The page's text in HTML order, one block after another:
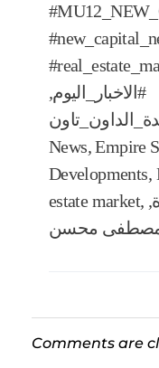
#الاخبار_اليوم,
News,Empire
Developments,
estate market, ,
محسن
Comments are